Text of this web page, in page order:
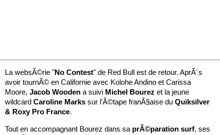
La websÃ©rie "No Contest" de Red Bull est de retour. AprÃ¨s
avoir tournÃ© en Californie avec Kolohe Andino et Carissa
Moore, Jacob Wooden a suivi Michel Bourez et la jeune
wildcard Caroline Marks sur l'Ã©tape franÃ§aise du Quiksilver
& Roxy Pro France.
Tout en accompagnant Bourez dans sa prÃ©paration surf, ses